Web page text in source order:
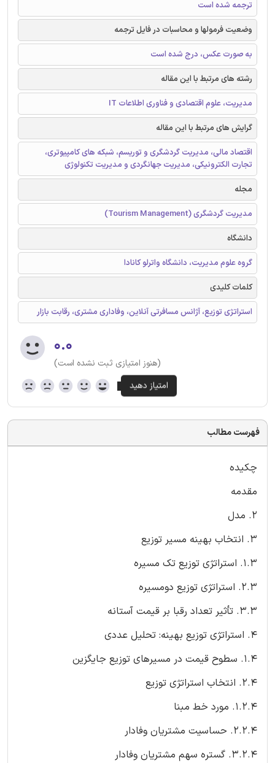
ترجمه شده است
وضعیت فرمولها و محاسبات در فایل ترجمه
به صورت عکس، درج شده است
رشته های مرتبط با این مقاله
مدیریت، علوم اقتصادی و فناوری اطلاعات IT
گرایش های مرتبط با این مقاله
اقتصاد مالی، مدیریت گردشگری و توریسم، شبکه های کامپیوتری،
تجارت الکترونیکی، مدیریت جهانگردی و مدیریت تکنولوژی
مجله
مدیریت گردشگری (Tourism Management)
دانشگاه
گروه علوم مدیریت، دانشگاه واترلو کانادا
کلمات کلیدی
استراتژی توزیع، آژانس مسافرتی آنلاین، وفاداری مشتری، رقابت بازار
۰.۰
(هنوز امتیازی ثبت نشده است)
فهرست مطالب
چکیده
مقدمه
2. مدل
3. انتخاب بهینه مسیر توزیع
1.3. استراتژی توزیع تک مسیره
2.3. استراتژی توزیع دومسیره
3.3. تأثیر تعداد رقبا بر قیمت آستانه
4. استراتژی توزیع بهینه: تحلیل عددی
1.4. سطوح قیمت در مسیرهای توزیع جایگزین
2.4. انتخاب استراتژی توزیع
1.2.4. مورد خط مبنا
2.2.4. حساسیت مشتریان وفادار
3.2.4. گستره سهم مشتریان وفادار